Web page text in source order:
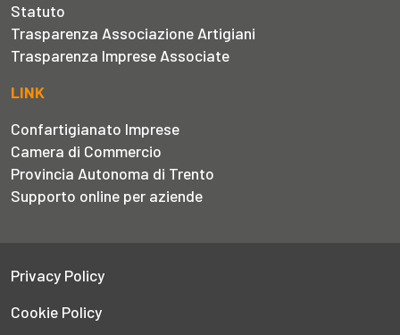
Statuto
Trasparenza Associazione Artigiani
Trasparenza Imprese Associate
LINK
Confartigianato Imprese
Camera di Commercio
Provincia Autonoma di Trento
Supporto online per aziende
Privacy Policy
Cookie Policy